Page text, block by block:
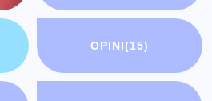
OPINI(15)